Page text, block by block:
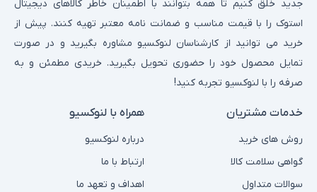
جدید خلق کنیم تا همه بتوانند با اطمینان خاطر کالاهای دیجیتال
استوک را با قیمت مناسب و ضمانت نامه معتبر تهیه کنند. پیش از
خرید می توانید از کارشناسان لنوکسیو مشاوره بگیرید و در صورت
تمایل محصول خود را حضوری تحویل بگیرید. خریدی مطمئن و به
صرفه را با لنوکسیو تجربه کنید!
خدمات مشتریان
روش های خرید
گواهی سلامت کالا
سوالات متداول
همراه با لنوکسیو
درباره لنوکسیو
ارتباط با ما
اهداف و تعهد ما